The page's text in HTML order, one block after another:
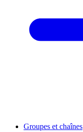
Groupes et chaînes